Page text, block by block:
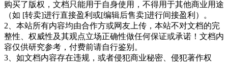
购买了版权，文档只能用于自身使用，不得用于其他商业用途
（如 [转卖]进行直接盈利或[编辑后售卖]进行间接盈利）。
2、本站所有内容均由合作方或网友上传，本站不对文档的完
整性、权威性及其观点立场正确性做任何保证或承诺！文档内
容仅供研究参考，付费前请自行鉴别。
3、如文档内容存在违规，或者侵犯商业秘密、侵犯著作权